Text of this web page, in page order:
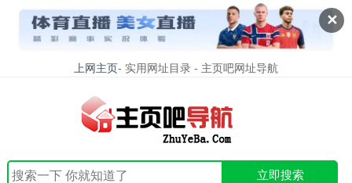
✕
上网主页- 实用网址目录 - 主页吧网址导航
立即搜索